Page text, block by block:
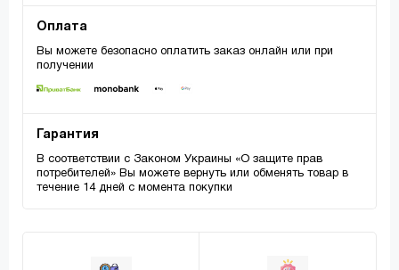
Оплата
Вы можете безопасно оплатить заказ онлайн или при
получении
Гарантия
В соответствии с Законом Украины «О защите прав
потребителей» Вы можете вернуть или обменять товар в
течение 14 дней с момента покупки